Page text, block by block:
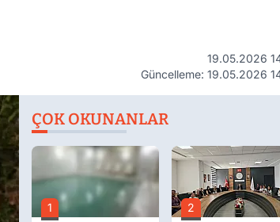
19.05.2026
Güncelleme: 19.05.2026
ÇOK OKUNANLAR
1 2